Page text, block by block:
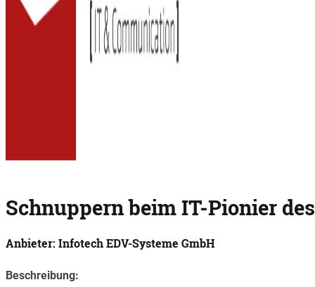
Schnuppern beim IT-Pionier
Anbieter: Infotech EDV-Systeme GmbH
Beschreibung: